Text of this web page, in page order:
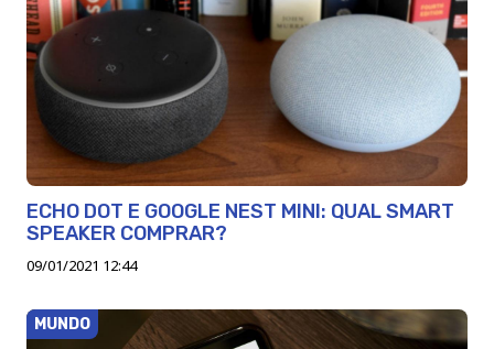
ECHO DOT E GOOGLE NEST MINI: QUAL SMART
SPEAKER COMPRAR?
09/01/2021 12:44
MUNDO